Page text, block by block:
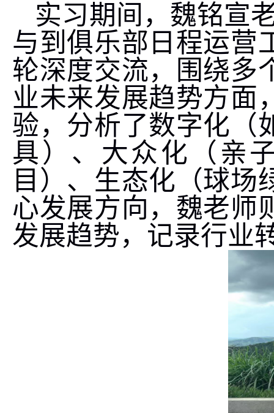
实习期间，魏铭宣
与到俱乐部日程运营
轮深度交流，围绕多
业未来发展趋势方面
验，分析了数字化（
具）、大众化（亲
目）、生态化（球场
心发展方向，魏老师
发展趋势，记录行业